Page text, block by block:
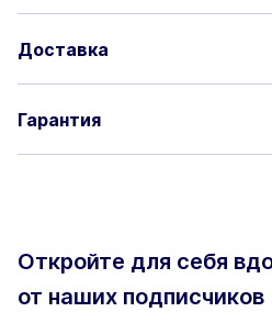
Доставка
Гарантия
Откройте для себя
от наших подписчиков